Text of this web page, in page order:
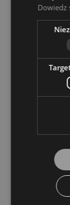
Music
Dowiedz